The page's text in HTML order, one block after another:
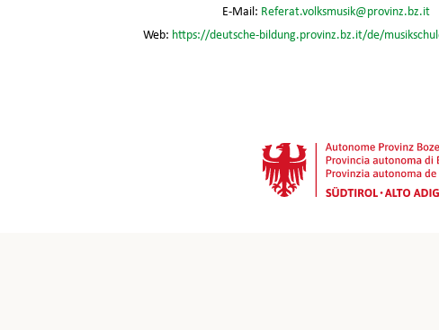
E-Mail: Referat.volksmusik@provinz.bz.it
Web: https://deutsche-bildung.provinz.bz.it/de/